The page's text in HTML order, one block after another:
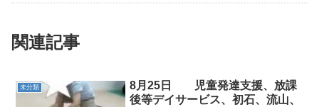
関連記事
未分類
8月25日 児童発達支援、放課
後等デイサービス、初石、流山、